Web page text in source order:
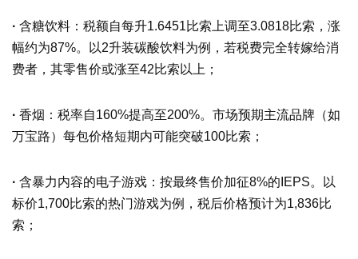
· 含糖饮料：税额自每升1.6451比索上调至3.0818比索，涨
幅约为87%。以2升装碳酸饮料为例，若税费完全转嫁给消
费者，其零售价或涨至42比索以上；
· 香烟：税率自160%提高至200%。市场预期主流品牌（如
万宝路）每包价格短期内可能突破100比索；
· 含暴力内容的电子游戏：按最终售价加征8%的IEPS。以
标价1,700比索的热门游戏为例，税后价格预计为1,836比
索；